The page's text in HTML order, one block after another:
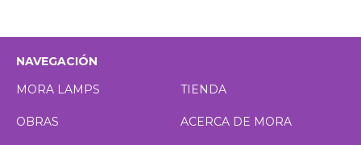
NAVEGACIÓN
MORA LAMPS
TIENDA
OBRAS ACERCA DE MORA